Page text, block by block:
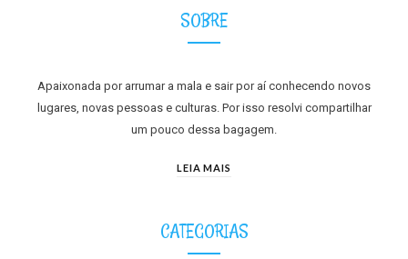
SOBRE
Apaixonada por arrumar a mala e sair por aí conhecendo novos
lugares, novas pessoas e culturas. Por isso resolvi compartilhar
um pouco dessa bagagem.
LEIA MAIS
CATEGORIAS